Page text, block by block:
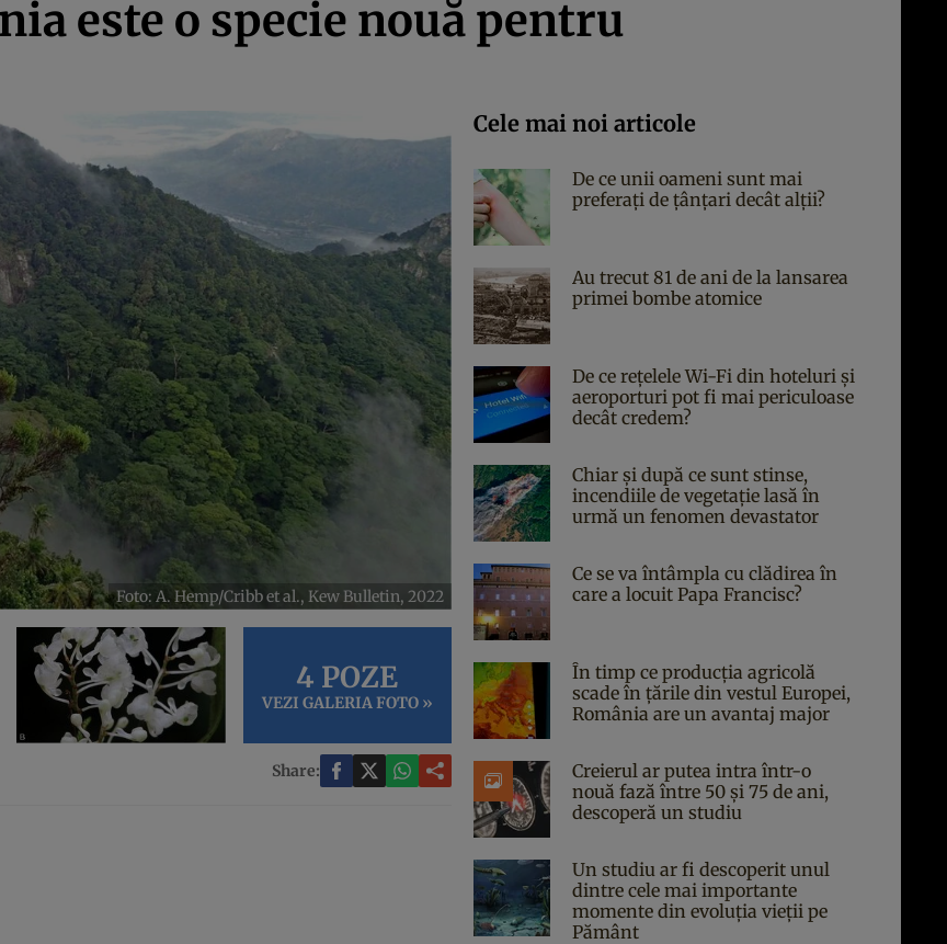
este o specie nouă pentru
Foto: A. Hemp/Cribb et al., Kew Bulletin, 2022
4 POZE
VEZI GALERIA FOTO »
Share:
Cele mai noi articole
De ce unii oameni sunt mai
preferați de țânțari decât alții?
Au trecut 81 de ani de la lansarea
primei bombe atomice
De ce rețelele Wi-Fi din hoteluri și
aeroporturi pot fi mai periculoase
decât credem?
Chiar și după ce sunt stinse,
incendiile de vegetație lasă în
urmă un fenomen devastator
Ce se va întâmpla cu clădirea în
care a locuit Papa Francisc?
În timp ce producția agricolă
scade în țările din vestul Europei,
România are un avantaj major
Creierul ar putea intra într-o
nouă fază între 50 și 75 de ani,
descoperă un studiu
Un studiu ar fi descoperit unul
dintre cele mai importante
momente din evoluția vieții pe
Pământ